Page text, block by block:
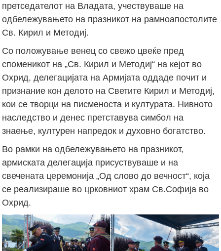
претседателот на Владата, учествуваше на
одбележувањето на празникот на рамноапостолите
Св. Кирил и Методиј.
Со положување венец со свежо цвеќе пред
споменикот на „Св. Кирил и Методиј“ на кејот во
Охрид, делегацијата на Армијата оддаде почит и
признание кон делото на Светите Кирил и Методиј,
кои се творци на писменоста и културата. Нивното
наследство и денес претставува симбол на
знаење, културен напредок и духовно богатство.
Во рамки на одбележувањето на празникот,
армиската делегација присуствуваше и на
свечената церемонија „Од слово до вечност“, која
се реализираше во црковниот храм Св.Софија во
Охрид.